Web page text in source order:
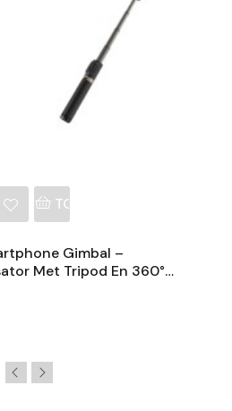
TOEVOEGEN AAN
Gimbal –
Met Tripod En 360°